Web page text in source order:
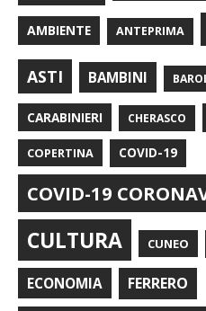
AMBIENTE ANTEPRIMA
ASTI BAMBINI
CARABINIERI CHERASCO
COPERTINA COVID-19
COVID-19
CULTURA CUNEO
ECONOMIA FERRERO